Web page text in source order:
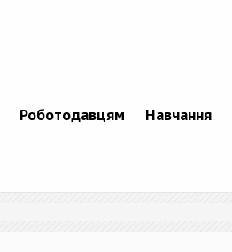
Роботодавцям Навчання